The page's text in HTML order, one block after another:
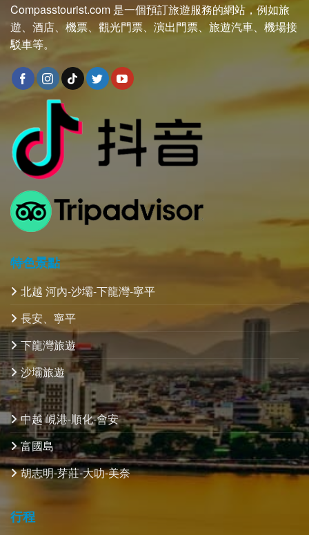
Compasstourist.com 是一個預訂旅遊服務的網站，例如旅
遊、酒店、機票、觀光門票、演出門票、旅遊汽車、機場接
駁車等。
特色景點
北越 河內-沙壩-下龍灣-寧平
長安、寧平
下龍灣旅遊
沙壩旅遊
中越 峴港-順化-會安
富國島
胡志明-芽莊-大叻-美奈
行程